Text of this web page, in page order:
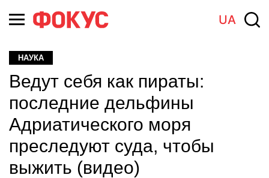
UA
НАУКА
Ведут себя как пираты:
последние дельфины
Адриатического моря
преследуют суда, чтобы
выжить (видео)